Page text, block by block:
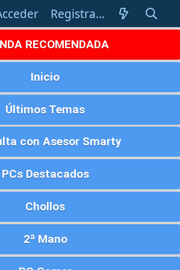
Registrarse
RECOMENDADA
Inicio
Últimos Temas
con Asesor Smarty
PCs Destacados
Chollos
2ª Mano